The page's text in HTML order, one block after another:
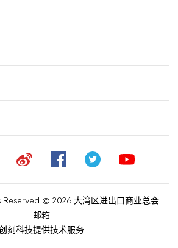
© 2026 大湾区进出口商业总会
邮箱
刻科技提供技术服务